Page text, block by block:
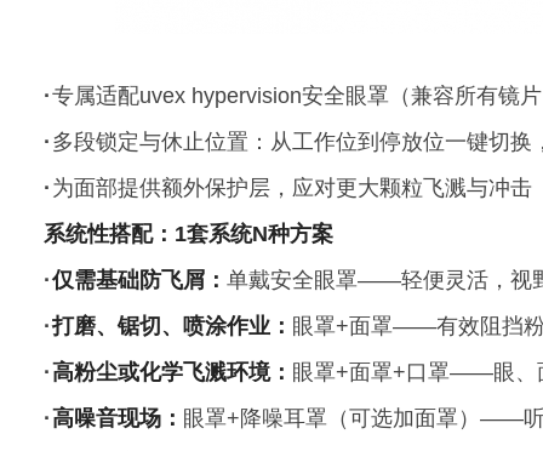
·专属适配uvex hypervision安全眼罩（兼容所有镜
· 多段锁定与休止位置：从工作位到停放位一键切换
· 为面部提供额外保护层，应对更大颗粒飞溅与冲击
系统性搭配：1套系统N种方案
·仅需基础防飞屑： 单戴安全眼罩——轻便灵活，视
·打磨、锯切、喷涂作业： 眼罩+面罩——有效阻挡
·高粉尘或化学飞溅环境： 眼罩+面罩+口罩——眼、
·高噪音现场： 眼罩+降噪耳罩（可选加面罩）——